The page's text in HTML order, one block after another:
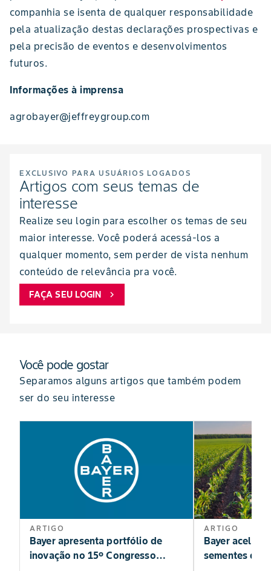
companhia se isenta de qualquer responsabilidade
pela atualização destas declarações prospectivas e
pela precisão de eventos e desenvolvimentos
futuros.
Informações à imprensa
agrobayer@jeffreygroup.com
EXCLUSIVO PARA USUÁRIOS LOGADOS
Artigos com seus temas de
interesse
Realize seu login para escolher os temas de seu
maior interesse. Você poderá acessá-los a
qualquer momento, sem perder de vista nenhum
conteúdo de relevância pra você.
FAÇA SEU LOGIN chevron_right
Você pode gostar
Separamos alguns artigos que também podem
ser do seu interesse
ARTIGO
Bayer apresenta portfólio de
inovação no 15º Congresso
ARTIGO
Bayer acelera
sementes de